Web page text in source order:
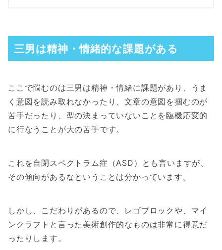
三男は精神・情緒的な課題がある
ここで悩むのは三男は精神・情緒に課題があり、うま
く意図を読み取れなかったり、文章の意図を掴むのが
苦手だったり、型の決まっていないことを臨機応変的
に行なうことが大の苦手です。
これを自閉スペクトラム症（ASD）とも言いますが、
その傾向があるなということは分かっています。
しかし、こだわりがあるので、レゴブロックや、マイ
ンクラフトと言った美術創作的なものは非常に得意だ
ったりします。